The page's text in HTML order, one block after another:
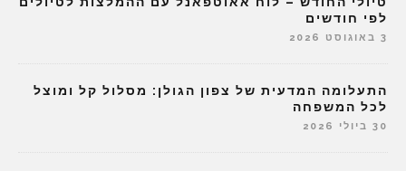
לפי חודשים
3 באוגוסט 2026
התעלומה המדעית של צפון הגולן: מסלול קל ומוצל
לכל המשפחה
30 ביולי 2026